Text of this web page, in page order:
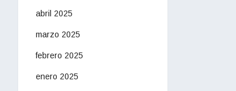
abril 2025
marzo 2025
febrero 2025
enero 2025